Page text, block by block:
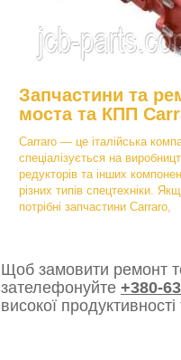
Запчастини та
моста та КПП
Carraro — це італійська
спеціалізується на
редукторів та інших
різних типів спецтехніки.
потрібні запчастини Carraro,
Щоб замовити ремонт
зателефонуйте +380-
високої